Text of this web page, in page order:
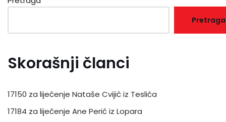
Pretraga
Skorašnji članci
17150 za liječenje Nataše Cvijić iz Teslića
17184 za liječenje Ane Perić iz Lopara